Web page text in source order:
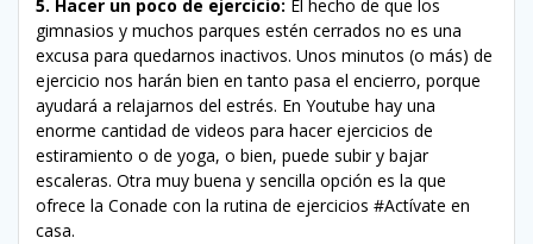
5. Hacer un poco de ejercicio: El hecho de que los
gimnasios y muchos parques estén cerrados no es una
excusa para quedarnos inactivos. Unos minutos (o más) de
ejercicio nos harán bien en tanto pasa el encierro, porque
ayudará a relajarnos del estrés. En Youtube hay una
enorme cantidad de videos para hacer ejercicios de
estiramiento o de yoga, o bien, puede subir y bajar
escaleras. Otra muy buena y sencilla opción es la que
ofrece la Conade con la rutina de ejercicios #Actívate en
casa.